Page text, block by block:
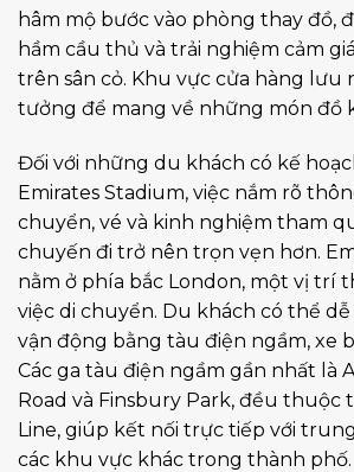
hâm mộ bước vào phòng thay đồ,
hầm cầu thủ và trải nghiệm cảm
trên sân cỏ. Khu vực cửa hàng lưu
tưởng để mang về những món đồ
Đối với những du khách có kế
Emirates Stadium, việc nắm rõ
chuyển, vé và kinh nghiệm tham
chuyến đi trở nên trọn vẹn hơn.
nằm ở phía bắc London, một vị trí
việc di chuyển. Du khách có thể
vận động bằng tàu điện ngầm, xe
Các ga tàu điện ngầm gần nhất là
Road và Finsbury Park, đều thuộc
Line, giúp kết nối trực tiếp với
các khu vực khác trong thành phố.